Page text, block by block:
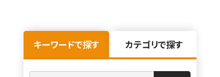
キーワードで探す カテゴリで探す